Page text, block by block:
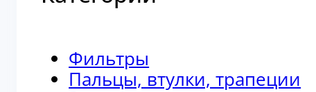
Фильтры
Пальцы, втулки, трапеции